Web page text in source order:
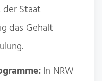
Staat
das Gehalt
In NRW